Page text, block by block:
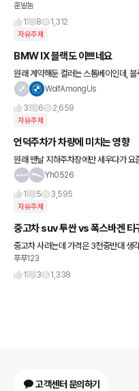
훈발놈
1
8 1,312
자유주제
BMW IX 블랙도 이쁘네요
원래 계약해둔 컬러는 스톰베이인데,
어마어마하군요. 검정색 차는 나이들어
WolfAmongUs
3
6 2,659
자유주제
언덕주차가 차량에 미치는 영향
원래 맨날 지하주차장에만 세우다가
습니다. 근데 이 주차가 경사가 조금 있는 언덕을 경사에 l자가 아니라 ㅡ자
Yh0526
1
5 3,595
자유주제
중고차 suv 투싼 vs 폭스바
중고차 사려는데 가격은 3천
푸푸123
1
3 1,338
고객센터 문의하기